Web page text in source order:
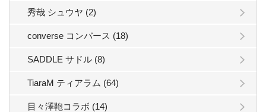
秀哉 シュウヤ (2)
converse コンバース (18)
SADDLE サドル (8)
TiaraM ティアラム (64)
目々澤鞄コラボ (14)